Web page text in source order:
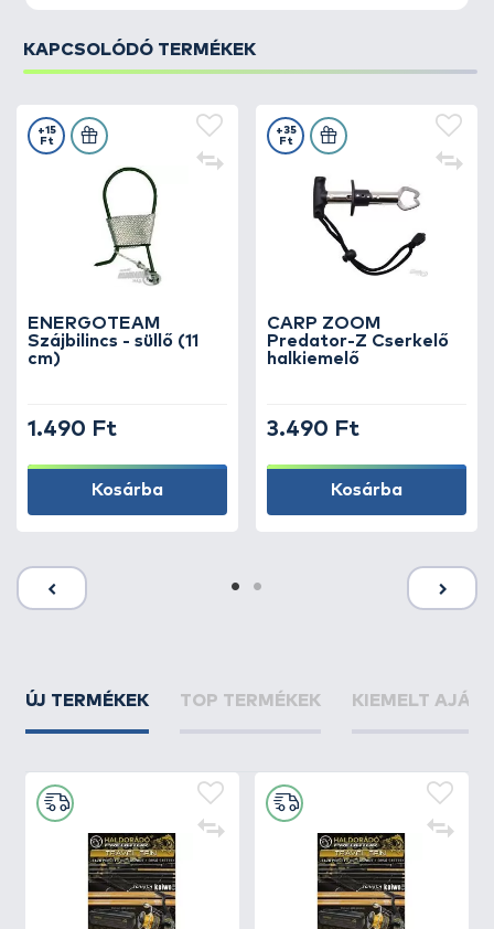
KAPCSOLÓDÓ TERMÉKEK
ENERGOTEAM
Szájbilincs - süllő (11
cm)
+15
Ft
1.490 Ft
Kosárba
CARP ZOOM
Predator-Z Cserkelő
halkiemelő
+35
Ft
3.490 Ft
Kosárba
ÚJ TERMÉKEK TOP TERMÉKEK KIEMELT